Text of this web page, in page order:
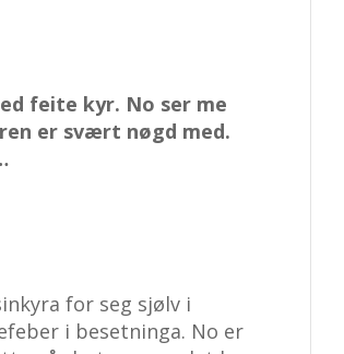
feite kyr. No ser me
er svært nøgd med.
for seg sjølv i
i besetninga. No er